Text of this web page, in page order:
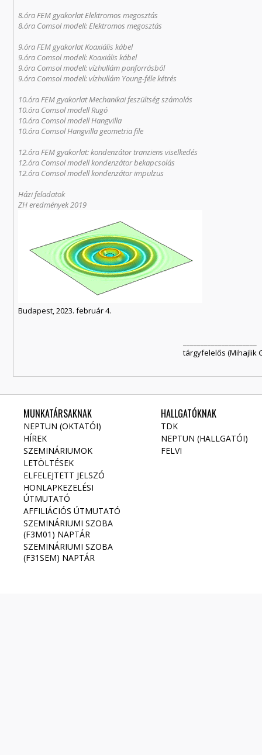
8.óra FEM gyakorlat Elektromos megosztás
8.óra Comsol modell: Elektromos megosztás
9.óra FEM gyakorlat Koaxiális kábel
9.óra Comsol modell: Koaxiális kábel
9.óra Comsol modell: vízhullám ponforrásból
9.óra Comsol modell: vízhullám Young-féle kétrés
10.óra FEM gyakorlat Mechanikai feszültség számolás
10.óra Comsol modell Rugó
10.óra Comsol modell Hangvilla
10.óra Comsol Hangvilla geometria file
12.óra FEM gyakorlat: kondenzátor tranziens viselkedés
12.óra Comsol modell kondenzátor bekapcsolás
12.óra Comsol modell kondenzátor impulzus
Házi feladatok
ZH eredmények 2019
Budapest, 2023. február 4.
tárgyfelelős (Mihajlik
MUNKATÁRSAKNAK
NEPTUN (OKTATÓI)
HÍREK
SZEMINÁRIUMOK
LETÖLTÉSEK
ELFELEJTETT JELSZÓ
HONLAPKEZELÉSI
ÚTMUTATÓ
AFFILIÁCIÓS ÚTMUTATÓ
SZEMINÁRIUMI SZOBA
(F3M01) NAPTÁR
SZEMINÁRIUMI SZOBA
(F31SEM) NAPTÁR
HALLGATÓKNAK
TDK
NEPTUN (HALLGATÓI)
FELVI